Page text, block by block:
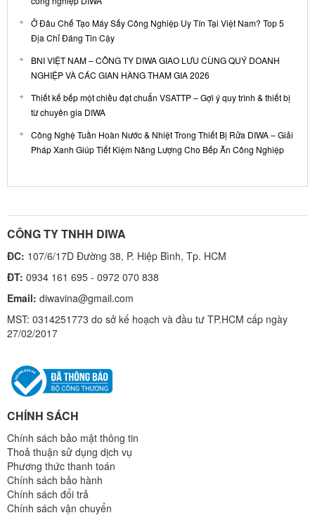
Ở Đâu Chế Tạo Máy Sấy Công Nghiệp Uy Tín Tại Việt Nam? Top 5
Địa Chỉ Đáng Tin Cậy
BNI VIỆT NAM – CÔNG TY DIWA GIAO LƯU CÙNG QUÝ DOANH
NGHIỆP VÀ CÁC GIAN HÀNG THAM GIA 2026
Thiết kế bếp một chiều đạt chuẩn VSATTP – Gợi ý quy trình & thiết bị
từ chuyên gia DIWA
Công Nghệ Tuần Hoàn Nước & Nhiệt Trong Thiết Bị Rửa DIWA – Giải
Pháp Xanh Giúp Tiết Kiệm Năng Lượng Cho Bếp Ăn Công Nghiệp
CÔNG TY TNHH DIWA
ĐC: 107/6/17D Đường 38, P. Hiệp Bình, Tp. HCM
ĐT: 0934 161 695 - 0972 070 838
Email: diwavina@gmail.com
MST: 0314251773 do sở kế hoạch và đầu tư TP.HCM cấp ngày
27/02/2017
CHÍNH SÁCH
Chính sách bảo mật thông tin
Thoả thuận sử dụng dịch vụ
Phương thức thanh toán
Chính sách bảo hành
Chính sách đổi trả
Chính sách vận chuyển